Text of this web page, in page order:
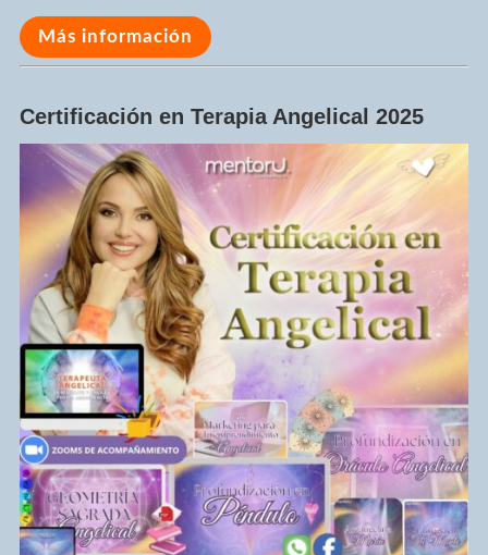
Más información
Certificación en Terapia Angelical 2025